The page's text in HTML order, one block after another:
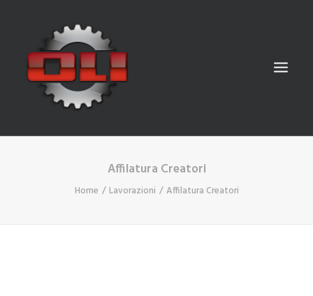
LAVORAZIONI
Affilatura Creatori
Home Lavorazioni Affilatura Creatori